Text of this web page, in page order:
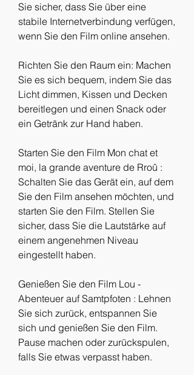
Sie sicher, dass Sie über eine
stabile Internetverbindung verfügen,
wenn Sie den Film online ansehen.
Richten Sie den Raum ein: Machen
Sie es sich bequem, indem Sie das
Licht dimmen, Kissen und Decken
bereitlegen und einen Snack oder
ein Getränk zur Hand haben.
Starten Sie den Film Mon chat et
moi, la grande aventure de Rroû :
Schalten Sie das Gerät ein, auf dem
Sie den Film ansehen möchten, und
starten Sie den Film. Stellen Sie
sicher, dass Sie die Lautstärke auf
einem angenehmen Niveau
eingestellt haben.
Genießen Sie den Film Lou -
Abenteuer auf Samtpfoten : Lehnen
Sie sich zurück, entspannen Sie
sich und genießen Sie den Film.
Pause machen oder zurückspulen,
falls Sie etwas verpasst haben.